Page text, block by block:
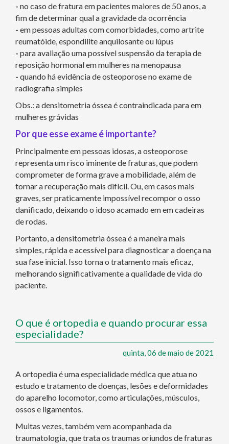
- no caso de fratura em pacientes maiores de 50 anos, a
fim de determinar qual a gravidade da ocorrência
- em pessoas adultas com comorbidades, como artrite
reumatóide, espondilite anquilosante ou lúpus
- para avaliação uma possível suspensão da terapia de
reposição hormonal em mulheres na menopausa
- quando há evidência de osteoporose no exame de
radiografia simples
Obs.: a densitometria óssea é contraindicada para em
mulheres grávidas
Por que esse exame é importante?
Principalmente em pessoas idosas, a osteoporose
representa um risco iminente de fraturas, que podem
comprometer de forma grave a mobilidade, além de
tornar a recuperação mais difícil. Ou, em casos mais
graves, ser praticamente impossível recompor o osso
danificado, deixando o idoso acamado em em cadeiras
de rodas.
Portanto, a densitometria óssea é a maneira mais
simples, rápida e acessível para diagnosticar a doença na
sua fase inicial. Isso torna o tratamento mais eficaz,
melhorando significativamente a qualidade de vida do
paciente.
O que é ortopedia e quando procurar essa
especialidade?
quinta, 06 de maio de 2021
A ortopedia é uma especialidade médica que atua no
estudo e tratamento de doenças, lesões e deformidades
do aparelho locomotor, como articulações, músculos,
ossos e ligamentos.
Muitas vezes, também vem acompanhada da
traumatologia, que trata os traumas oriundos de fraturas